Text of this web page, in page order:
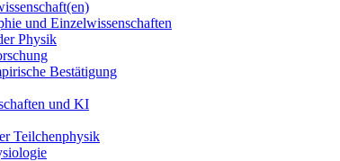
und Einzelwissenschaften
Physik
Bestätigung
und KI
Teilchenphysik